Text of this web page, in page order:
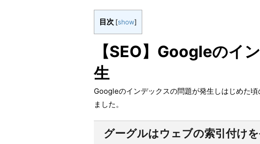
目次 [show]
【SEO】Googleのイ
生
Googleのインデックスの問題が発生しはじめた
ました。
グーグルはウェブの索引付け